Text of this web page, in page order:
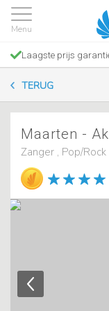
Laagste prijs
TERUG
Maarten -
Zanger , Pop/Rock